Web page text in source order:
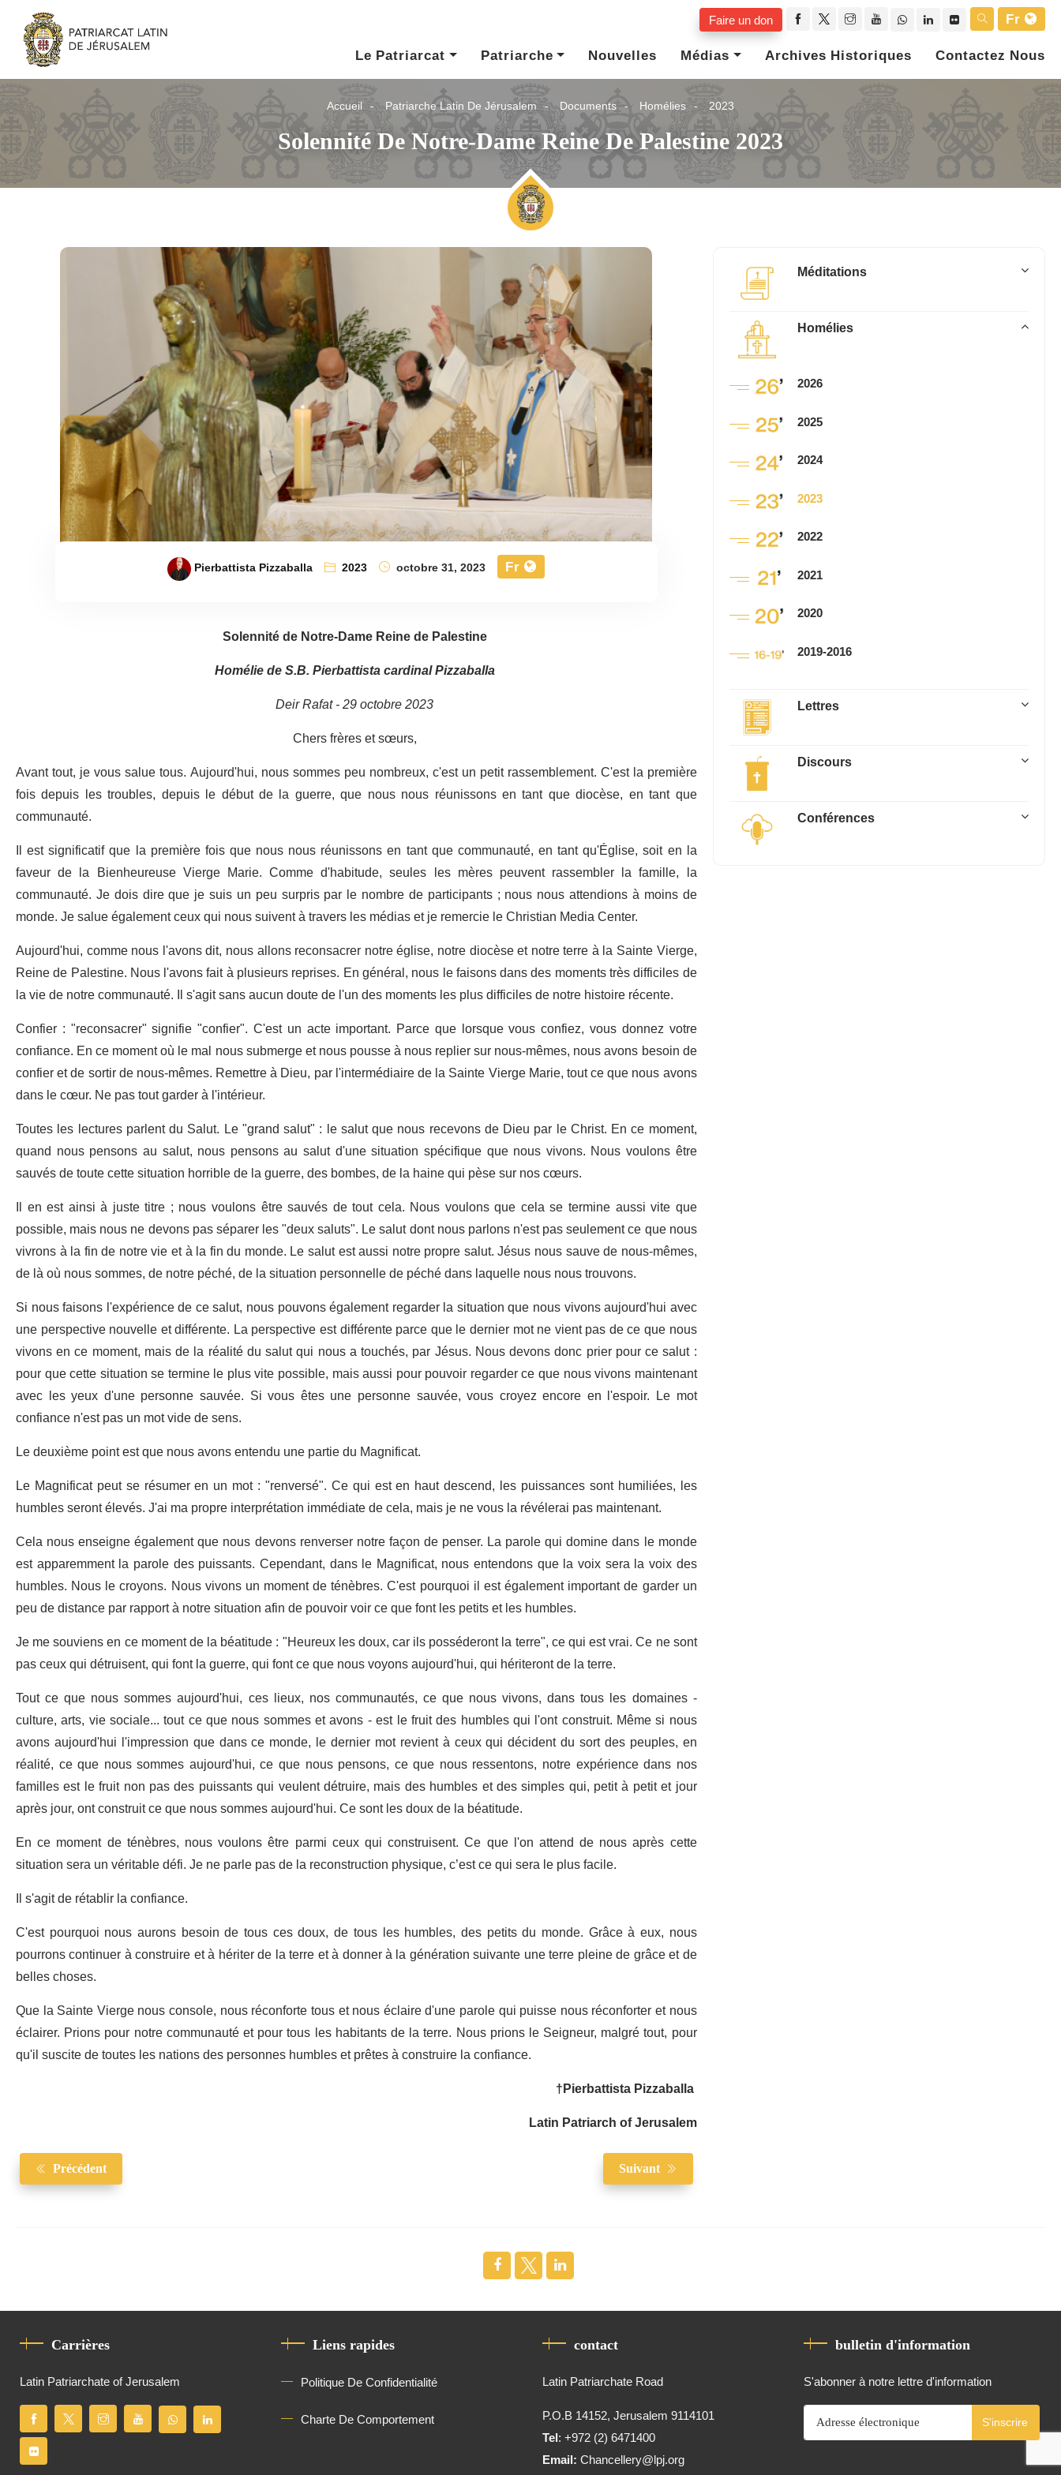
Faire un don
Fr
Le Patriarcat
Patriarche Nouvelles Médias Archives Historiques Contactez Nous
Accueil Patriarche Latin De Jérusalem Documents Homélies 2023
Solennité De Notre-Dame Reine De Palestine 2023
Pierbattista Pizzaballa 2023 octobre 31, 2023 Fr
Solennité de Notre-Dame Reine de Palestine
Homélie de S.B. Pierbattista cardinal Pizzaballa
Deir Rafat - 29 octobre 2023
Chers frères et sœurs,
Avant tout, je vous salue tous. Aujourd'hui, nous sommes peu nombreux, c'est un petit rassemblement. C'est la première
fois depuis les troubles, depuis le début de la guerre, que nous nous réunissons en tant que diocèse, en tant que
communauté.
Il est significatif que la première fois que nous nous réunissons en tant que communauté, en tant qu'Église, soit en la
faveur de la Bienheureuse Vierge Marie. Comme d'habitude, seules les mères peuvent rassembler la famille, la
communauté. Je dois dire que je suis un peu surpris par le nombre de participants ; nous nous attendions à moins de
monde. Je salue également ceux qui nous suivent à travers les médias et je remercie le Christian Media Center.
Aujourd'hui, comme nous l'avons dit, nous allons reconsacrer notre église, notre diocèse et notre terre à la Sainte Vierge,
Reine de Palestine. Nous l'avons fait à plusieurs reprises. En général, nous le faisons dans des moments très difficiles de
la vie de notre communauté. Il s'agit sans aucun doute de l'un des moments les plus difficiles de notre histoire récente.
Confier : "reconsacrer" signifie "confier". C'est un acte important. Parce que lorsque vous confiez, vous donnez votre
confiance. En ce moment où le mal nous submerge et nous pousse à nous replier sur nous-mêmes, nous avons besoin de
confier et de sortir de nous-mêmes. Remettre à Dieu, par l'intermédiaire de la Sainte Vierge Marie, tout ce que nous avons
dans le cœur. Ne pas tout garder à l'intérieur.
Toutes les lectures parlent du Salut. Le "grand salut" : le salut que nous recevons de Dieu par le Christ. En ce moment,
quand nous pensons au salut, nous pensons au salut d'une situation spécifique que nous vivons. Nous voulons être
sauvés de toute cette situation horrible de la guerre, des bombes, de la haine qui pèse sur nos cœurs.
Il en est ainsi à juste titre ; nous voulons être sauvés de tout cela. Nous voulons que cela se termine aussi vite que
possible, mais nous ne devons pas séparer les "deux saluts". Le salut dont nous parlons n'est pas seulement ce que nous
vivrons à la fin de notre vie et à la fin du monde. Le salut est aussi notre propre salut. Jésus nous sauve de nous-mêmes,
de là où nous sommes, de notre péché, de la situation personnelle de péché dans laquelle nous nous trouvons.
Si nous faisons l'expérience de ce salut, nous pouvons également regarder la situation que nous vivons aujourd'hui avec
une perspective nouvelle et différente. La perspective est différente parce que le dernier mot ne vient pas de ce que nous
vivons en ce moment, mais de la réalité du salut qui nous a touchés, par Jésus. Nous devons donc prier pour ce salut :
pour que cette situation se termine le plus vite possible, mais aussi pour pouvoir regarder ce que nous vivons maintenant
avec les yeux d'une personne sauvée. Si vous êtes une personne sauvée, vous croyez encore en l'espoir. Le mot
confiance n'est pas un mot vide de sens.
Le deuxième point est que nous avons entendu une partie du Magnificat.
Le Magnificat peut se résumer en un mot : "renversé". Ce qui est en haut descend, les puissances sont humiliées, les
humbles seront élevés. J'ai ma propre interprétation immédiate de cela, mais je ne vous la révélerai pas maintenant.
Cela nous enseigne également que nous devons renverser notre façon de penser. La parole qui domine dans le monde
est apparemment la parole des puissants. Cependant, dans le Magnificat, nous entendons que la voix sera la voix des
humbles. Nous le croyons. Nous vivons un moment de ténèbres. C'est pourquoi il est également important de garder un
peu de distance par rapport à notre situation afin de pouvoir voir ce que font les petits et les humbles.
Je me souviens en ce moment de la béatitude : "Heureux les doux, car ils posséderont la terre", ce qui est vrai. Ce ne sont
pas ceux qui détruisent, qui font la guerre, qui font ce que nous voyons aujourd'hui, qui hériteront de la terre.
Tout ce que nous sommes aujourd'hui, ces lieux, nos communautés, ce que nous vivons, dans tous les domaines -
culture, arts, vie sociale... tout ce que nous sommes et avons - est le fruit des humbles qui l'ont construit. Même si nous
avons aujourd'hui l'impression que dans ce monde, le dernier mot revient à ceux qui décident du sort des peuples, en
réalité, ce que nous sommes aujourd'hui, ce que nous pensons, ce que nous ressentons, notre expérience dans nos
familles est le fruit non pas des puissants qui veulent détruire, mais des humbles et des simples qui, petit à petit et jour
après jour, ont construit ce que nous sommes aujourd'hui. Ce sont les doux de la béatitude.
En ce moment de ténèbres, nous voulons être parmi ceux qui construisent. Ce que l'on attend de nous après cette
situation sera un véritable défi. Je ne parle pas de la reconstruction physique, c’est ce qui sera le plus facile.
Il s'agit de rétablir la confiance.
C'est pourquoi nous aurons besoin de tous ces doux, de tous les humbles, des petits du monde. Grâce à eux, nous
pourrons continuer à construire et à hériter de la terre et à donner à la génération suivante une terre pleine de grâce et de
belles choses.
Que la Sainte Vierge nous console, nous réconforte tous et nous éclaire d'une parole qui puisse nous réconforter et nous
éclairer. Prions pour notre communauté et pour tous les habitants de la terre. Nous prions le Seigneur, malgré tout, pour
qu'il suscite de toutes les nations des personnes humbles et prêtes à construire la confiance.
†Pierbattista Pizzaballa
Latin Patriarch of Jerusalem
Précédent Suivant
Méditations
Homélies
2026
2025
2024
2023
2022
2021
2020
2019-2016
Lettres
Discours
Conférences
Carrières
Latin Patriarchate of Jerusalem
Liens rapides
Politique De Confidentialité
Charte De Comportement
contact
Latin Patriarchate Road
P.O.B 14152, Jerusalem 9114101
Tel: +972 (2) 6471400
Email:Chancellery@lpj.org
bulletin d'information
S'abonner à notre lettre d'information
S'inscrire